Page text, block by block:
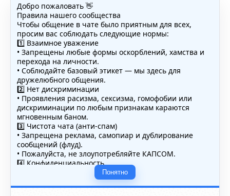
Добро пожаловать 👋
Правила нашего сообщества
Чтобы общение в чате было приятным для всех,
просим вас соблюдать следующие нормы:
1️⃣ Взаимное уважение
• Запрещены любые формы оскорблений, хамства и
перехода на личности.
• Соблюдайте базовый этикет — мы здесь для
дружелюбного общения.
2️⃣ Нет дискриминации
• Проявления расизма, сексизма, гомофобии или
дискриминации по любым признакам караются
мгновенным баном.
3️⃣ Чистота чата (анти-спам)
• Запрещена реклама, самопиар и дублирование
сообщений (флуд).
• Пожалуйста, не злоупотребляйте КАПСОМ.
4️⃣ Конфиденциальность
• Не публикуйте личные данные — свои или чужие
(телефоны, адреса, документы).
5️⃣ Уместность контента
Понятно